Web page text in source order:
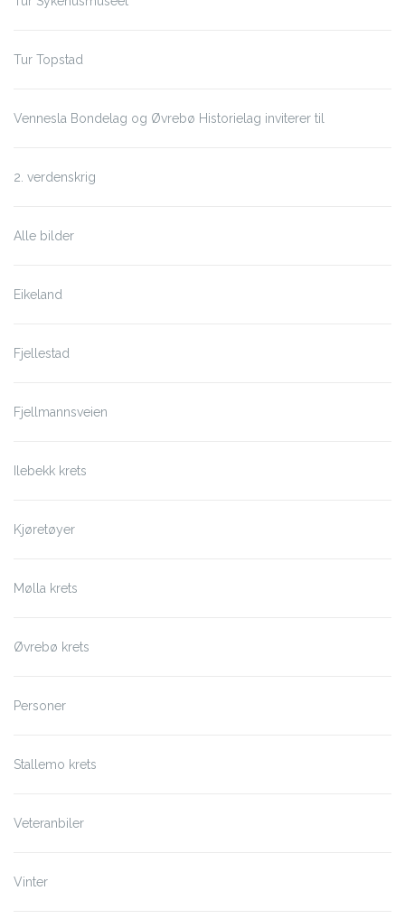
Tur Topstad
Vennesla Bondelag og Øvrebø Historielag inviterer til
2. verdenskrig
Alle bilder
Eikeland
Fjellestad
Fjellmannsveien
Ilebekk krets
Kjøretøyer
Mølla krets
Øvrebø krets
Personer
Stallemo krets
Veteranbiler
Vinter